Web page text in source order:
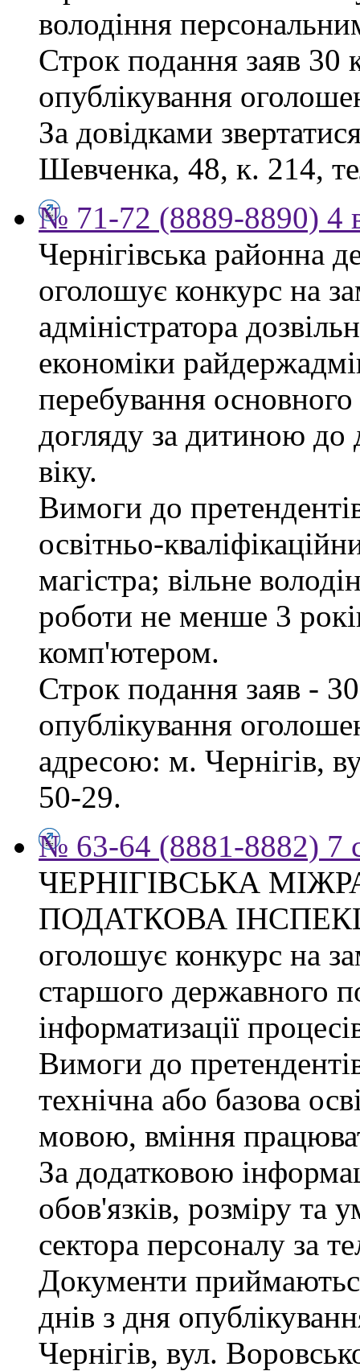
володіння
Строк подання заяв 30
опублікування
За довідками
Шевченка, 48, к. 214,
№ 71-72 (8889-8890) 4
Чернігівська районна
оголошує конкурс на
адміністратора
економіки
перебування
догляду за дитиною до
віку.
Вимоги до
освітньо-
магістра; вільне
роботи не менше 3
комп'ютером.
Строк подання заяв -
опублікування
адресою: м. Чернігів,
50-29.
№ 63-64 (8881-8882) 7
ЧЕРНІГІВСЬКА
ПОДАТКОВА
оголошує конкурс на
старшого державного
інформатизації
Вимоги до
технічна або базова
мовою, вміння
За додатковою
обов'язків, розміру та
сектора персоналу за
Документи
днів з дня
Чернігів, вул.